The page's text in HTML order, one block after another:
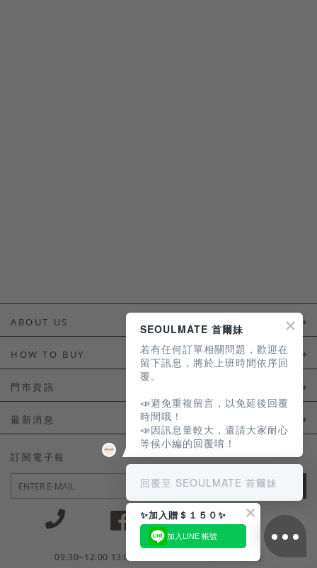
ABOUT US
HOW TO BUY
如何購買
會員常見問題
訂單常見問題
商品售後服務
電子發票
門市資訊
門市資訊
最新消息
LINE官方會員活動
訂閱電子報
JOIN
09:30~12:00 13:00~18:30 / Mon - Fri(例假日除外)
SEOULMATE 首爾妹
若有任何訂單相關問題，歡迎在
留下訊息，將於上班時間依序回
覆。
📣避免重複留言，以免延後回覆
時間哦！
📣因訊息量較大，還請大家耐心
等候小編的回覆唷！
回覆至 SEOULMATE 首爾妹
✨加入贈＄１５０✨
加入LINE 帳號